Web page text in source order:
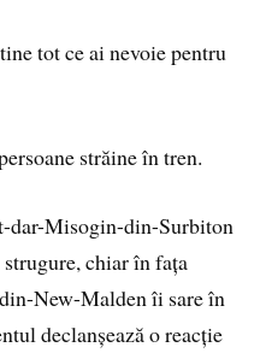
tot ce ai nevoie pentru
străine în tren.
dar-Misogin-din-Surbiton
strugure, chiar în fața
New-Malden îi sare în
declanșează o reacție